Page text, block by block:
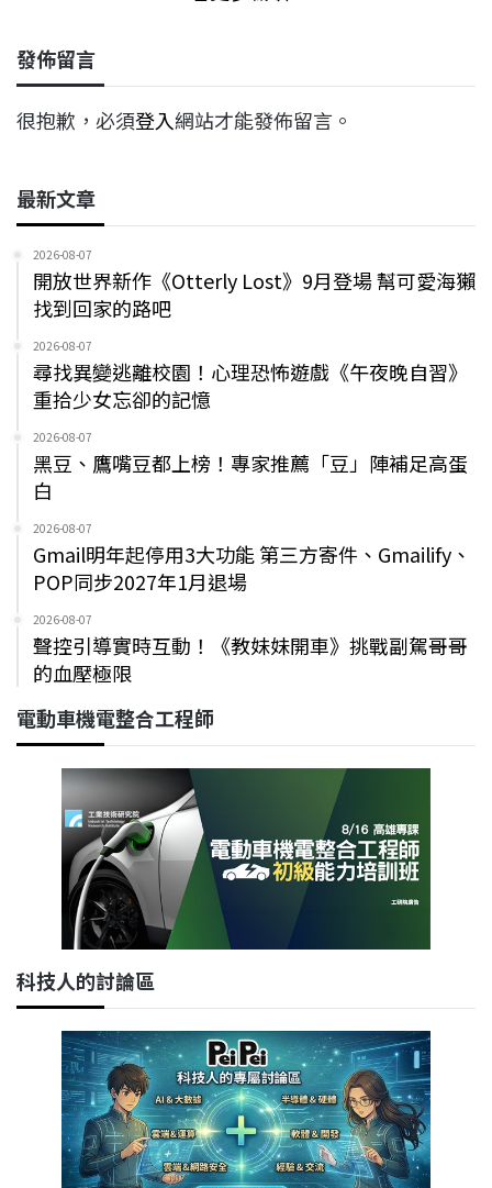
發佈留言
很抱歉，必須登入網站才能發佈留言。
最新文章
2026-08-07
開放世界新作《Otterly Lost》9月登場 幫可愛海獺
找到回家的路吧
2026-08-07
尋找異變逃離校園！心理恐怖遊戲《午夜晚自習》
重拾少女忘卻的記憶
2026-08-07
黑豆、鷹嘴豆都上榜！專家推薦「豆」陣補足高蛋
白
2026-08-07
Gmail明年起停用3大功能 第三方寄件、Gmailify、
POP同步2027年1月退場
2026-08-07
聲控引導實時互動！《教妹妹開車》挑戰副駕哥哥
的血壓極限
電動車機電整合工程師
科技人的討論區